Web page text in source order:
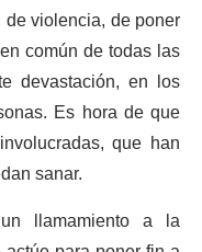
de violencia,deponer
común detodaslas
devastación, en los
Es hora de que
que han
sanar.
llamamiento a la